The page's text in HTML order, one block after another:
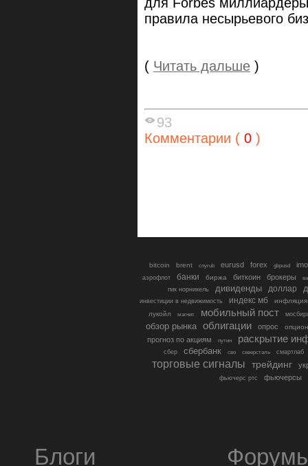
правила несырьевого
( Читать дальше )
93
Комментарии ( 0 )
bitcoin brent cnyrub eurusd forex gbpusd
аэрофлот банки биржа биткоин брокеры
гмк норникель
дивиденды доллар
инвестиции в недвижимость индекс мб
инфляция
лукойл
магнит мобильный пост
обзор рынка облигации опрос
прогноз по акциям путин раскрытие
сбер сбербанк сво северсталь смартлаб
торговые сигналы трейдинг
фьючерс ртс фьючерсы
Блоги